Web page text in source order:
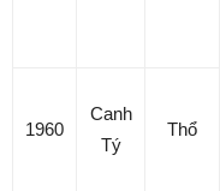
1960
Canh
Tý
Thổ